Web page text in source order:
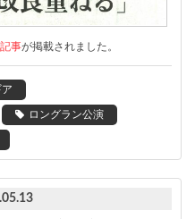
事が掲載されました。
ア
ロングラン公演